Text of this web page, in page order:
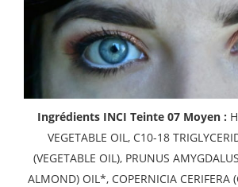
Ingrédients INCI Teinte 07 Moyen :
VEGETABLE OIL, C10-18
(VEGETABLE OIL), PRUNUS
ALMOND) OIL*, COPERNICIA CERIFERA